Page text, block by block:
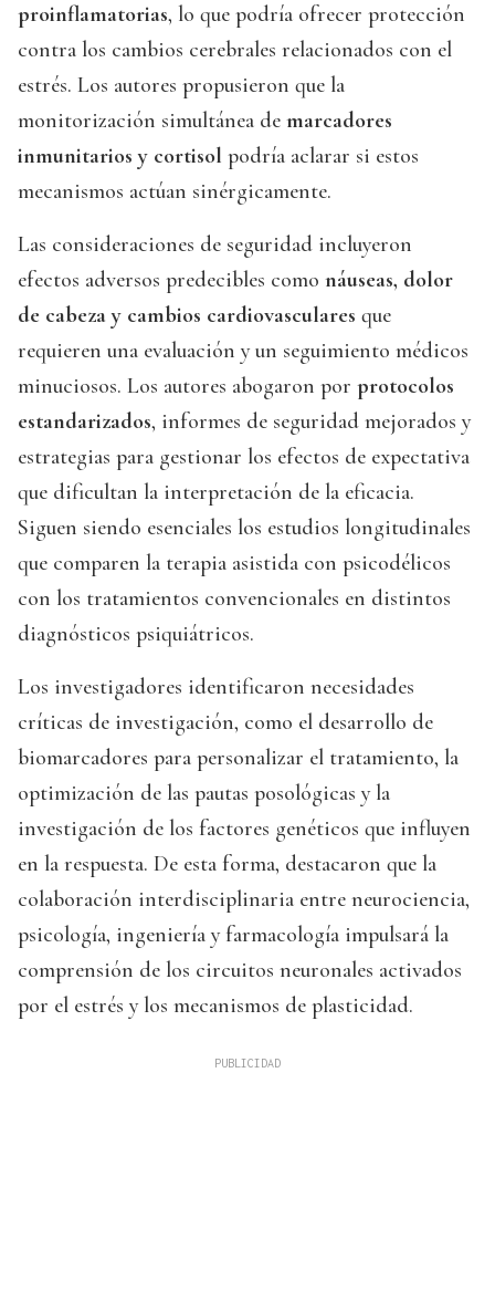
proinflamatorias, lo que podría ofrecer protección
contra los cambios cerebrales relacionados con el
estrés. Los autores propusieron que la
monitorización simultánea de marcadores
inmunitarios y cortisol podría aclarar si estos
mecanismos actúan sinérgicamente.
Las consideraciones de seguridad incluyeron
efectos adversos predecibles como náuseas, dolor
de cabeza y cambios cardiovasculares que
requieren una evaluación y un seguimiento médicos
minuciosos. Los autores abogaron por protocolos
estandarizados, informes de seguridad mejorados y
estrategias para gestionar los efectos de expectativa
que dificultan la interpretación de la eficacia.
Siguen siendo esenciales los estudios longitudinales
que comparen la terapia asistida con psicodélicos
con los tratamientos convencionales en distintos
diagnósticos psiquiátricos.
Los investigadores identificaron necesidades
críticas de investigación, como el desarrollo de
biomarcadores para personalizar el tratamiento, la
optimización de las pautas posológicas y la
investigación de los factores genéticos que influyen
en la respuesta. De esta forma, destacaron que la
colaboración interdisciplinaria entre neurociencia,
psicología, ingeniería y farmacología impulsará la
comprensión de los circuitos neuronales activados
por el estrés y los mecanismos de plasticidad.